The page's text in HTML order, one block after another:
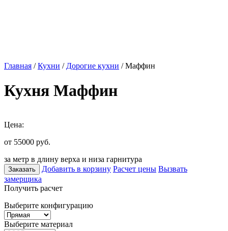
Главная /Кухни / Дорогие кухни / Маффин
Кухня Маффин
Цена:
от 55000 руб.
за метр в длину верха и низа гарнитура
Заказать Добавить в корзину Расчет цены Вызвать
замерщика
Получить расчет
Выберите конфигурацию
Выберите материал